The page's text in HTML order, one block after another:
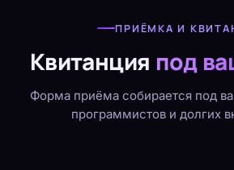
ПРИЁМКА И
Квитанция под
Форма приёма собирается под
программистов и долгих